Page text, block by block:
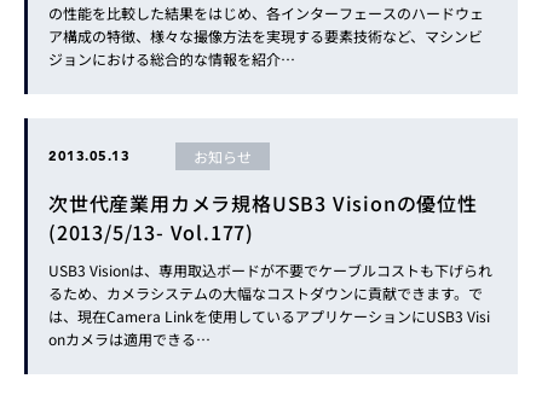
の性能を比較した結果をはじめ、各インターフェースのハードウェ
ア構成の特徴、様々な撮像方法を実現する要素技術など、マシンビ
ジョンにおける総合的な情報を紹介…
2013.05.13 お知らせ
次世代産業用カメラ規格USB3 Visionの優位性
(2013/5/13- Vol.177)
USB3 Visionは、専用取込ボードが不要でケーブルコストも下げられ
るため、カメラシステムの大幅なコストダウンに貢献できます。で
は、現在Camera Linkを使用しているアプリケーションにUSB3 Visi
onカメラは適用できる…